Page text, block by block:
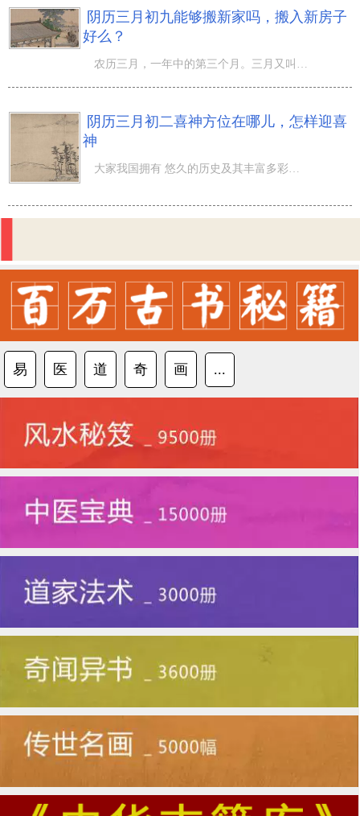
阴历三月初九能够搬新家吗，搬入新房子
好么？
阴历三月初二喜神方位在哪儿，怎样迎喜
神
易 医 道 奇 画 ...